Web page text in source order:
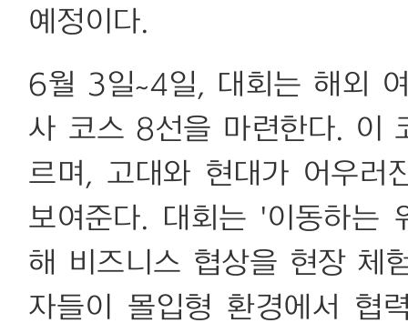
예정이다.
6월 3일~4일, 대회는 해외
사 코스 8선을 마련한다. 이
르며, 고대와 현대가 어우러
보여준다. 대회는 '이동하는
해 비즈니스 협상을 현장 체
자들이 몰입형 환경에서 협